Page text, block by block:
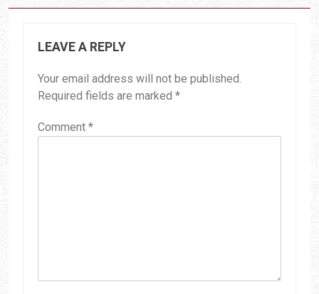
LEAVE A REPLY
Your email address will not be published.
Required fields are marked *
Comment *